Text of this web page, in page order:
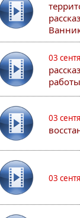
03
03
03